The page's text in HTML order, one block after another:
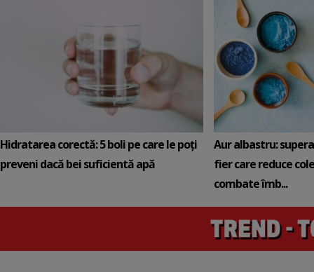
Hidratarea corectă: 5 boli pe care le poți
preveni dacă bei suficientă apă
Aur albastru:
fier care reduce
combate îmb...